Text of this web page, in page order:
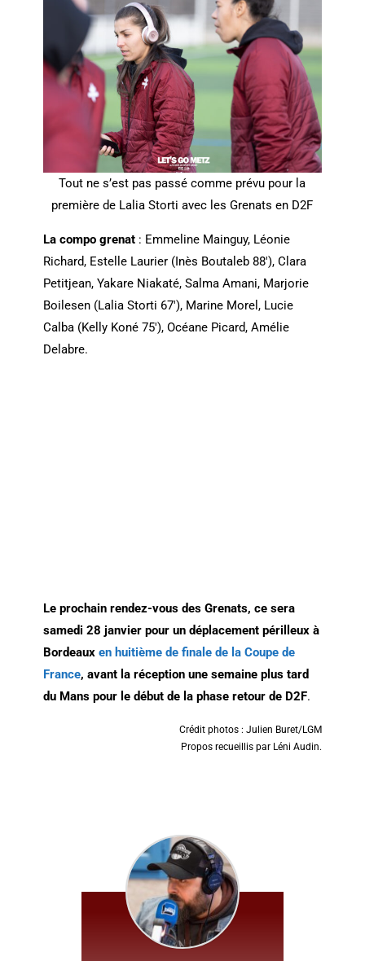
Tout ne s’est pas passé comme prévu pour la
première de Lalia Storti avec les Grenats en D2F
La compo grenat: Emmeline Mainguy, Léonie
Richard, Estelle Laurier (Inès Boutaleb 88′), Clara
Petitjean, Yakare Niakaté, Salma Amani, Marjorie
Boilesen (Lalia Storti 67′), Marine Morel, Lucie
Calba (Kelly Koné 75′), Océane Picard, Amélie
Delabre.
Le prochain rendez-vous des Grenats, ce sera
samedi 28 janvier pour un déplacement périlleux à
Bordeaux en huitième de finale de la Coupe de
France, avant la réception une semaine plus tard
du Mans pour le début de la phase retour de D2F.
Crédit photos : Julien Buret/LGM
Propos recueillis par Léni Audin.